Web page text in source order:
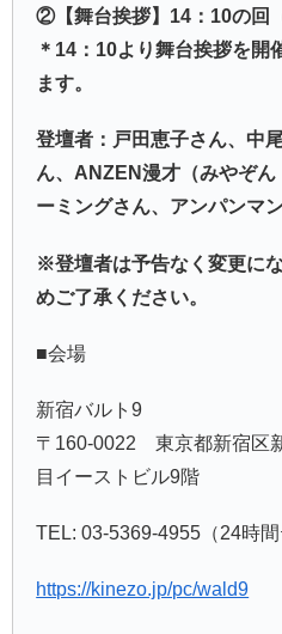
②【舞台挨拶】14：10の回
＊14：10より舞台挨拶を開
ます。
登壇者：戸田恵子さん、中
ん、ANZEN漫才（みやぞん
ーミングさん、アンパンマ
※登壇者は予告なく変更に
めご了承ください。
■会場
新宿バルト9
〒160-0022 東京都新宿区
目イーストビル9階
TEL: 03-5369-4955（24時間
https://kinezo.jp/pc/wald9